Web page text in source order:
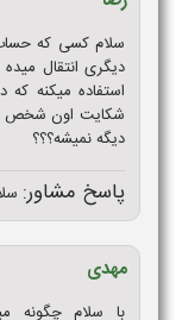
سلام کسی که
دیگری انتقال
استفاده میکنه که
شکایت اون شخص
دیگه نمیشه؟؟؟
پاسخ مشاور:
مهدی
با سلام چگونه